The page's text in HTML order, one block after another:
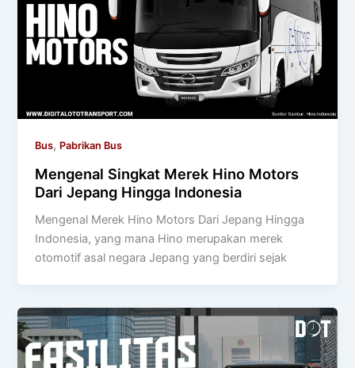
Bus, Pabrikan Bus
Mengenal Singkat Merek Hino Motors
Dari Jepang Hingga Indonesia
Mengenal Merek Hino Motors Dari Jepang Hingga
Indonesia, yang mana Hino merupakan merek
otomotif asal negara Jepang yang berdiri sejak